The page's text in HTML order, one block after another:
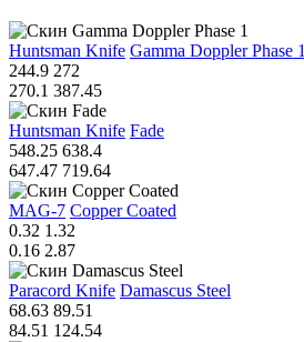
Huntsman Knife Gamma Doppler Phase 1
244.9 272
270.1 387.45
Huntsman Knife Fade
548.25 638.4
647.47 719.64
MAG-7 Copper Coated
0.32 1.32
0.16 2.87
Paracord Knife Damascus Steel
68.63 89.51
84.51 124.54